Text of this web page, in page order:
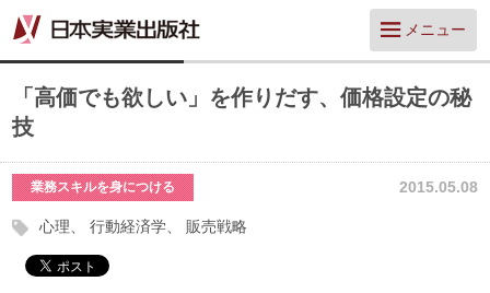
メニュー
「高価でも欲しい」を作りだす、価格設定の秘
技
2015.05.08
業務スキルを身につける
心理 行動経済学 販売戦略